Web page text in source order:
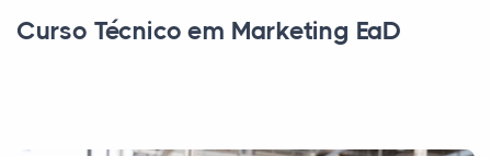
Curso Técnico em Marketing EaD